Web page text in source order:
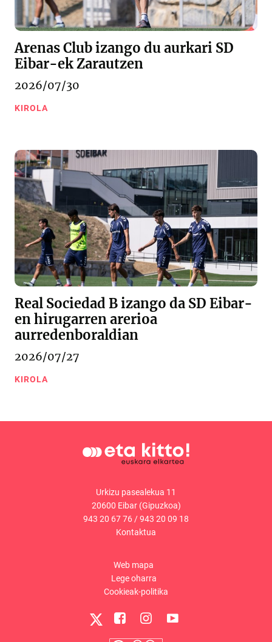
Arenas Club izango du aurkari SD
Eibar-ek Zarautzen
2026/07/30
KIROLA
Real Sociedad B izango da SD Eibar-
en hirugarren arerioa
aurredenboraldian
2026/07/27
KIROLA
Urkizu pasealekua 11
20600 Eibar (Gipuzkoa)
943 20 67 76/943 20 09 18
Kontaktua
Web mapa
Lege oharra
Cookieak-politika